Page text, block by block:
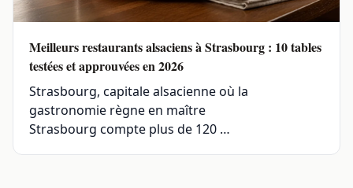
Meilleurs restaurants alsaciens à Strasbourg : 10 tables
testées et approuvées en 2026
Strasbourg, capitale alsacienne où la
gastronomie règne en maître
Strasbourg compte plus de 120 …